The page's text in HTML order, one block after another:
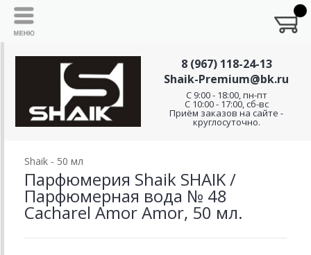
8 (967) 118-24-13
Shaik-Premium@bk.ru
C 9:00 - 18:00, пн-пт
С 10:00 - 17:00, сб-вс
Приём заказов на сайте -
круглосуточно.
Shaik - 50 мл
Парфюмерия Shaik SHAIK /
Парфюмерная вода № 48
Cacharel Amor Amor, 50 мл.